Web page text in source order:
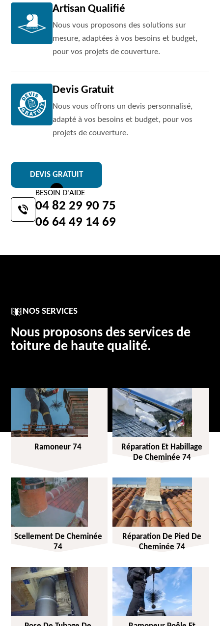
Artisan Qualifié
Nous vous proposons des solutions sur
mesure, adaptées à vos besoins et budget,
pour vos projets de couverture.
Devis Gratuit
Nous vous offrons un devis personnalisé,
adapté à vos besoins et budget, pour vos
projets de couverture.
DEVIS GRATUIT
BESOIN D'AIDE
04 82 29 90 75
06 64 49 14 69
NOS SERVICES
Nous proposons des services de
toiture de haute qualité.
Ramoneur 74
Réparation Et Habillage
De Cheminée 74
Scellement De Cheminée
74
Réparation De Pied De
Cheminée 74